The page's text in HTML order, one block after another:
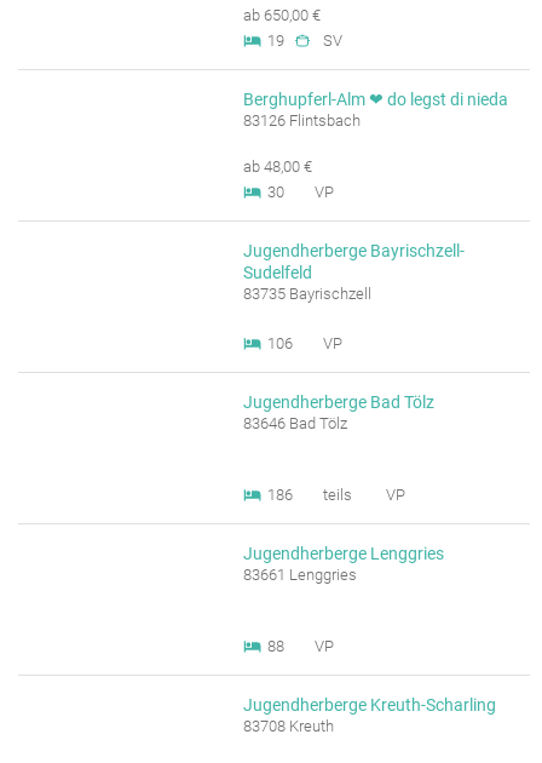
ab 650,00 €
19
SV
Berghupferl-Alm ❤ do legst di nieda
83126 Flintsbach
ab 48,00 €
30
VP
Jugendherberge Bayrischzell-
Sudelfeld
83735 Bayrischzell
106 VP
Jugendherberge Bad Tölz
83646 Bad Tölz
186 teils VP
Jugendherberge Lenggries
83661 Lenggries
88 VP
Jugendherberge Kreuth-Scharling
83708 Kreuth